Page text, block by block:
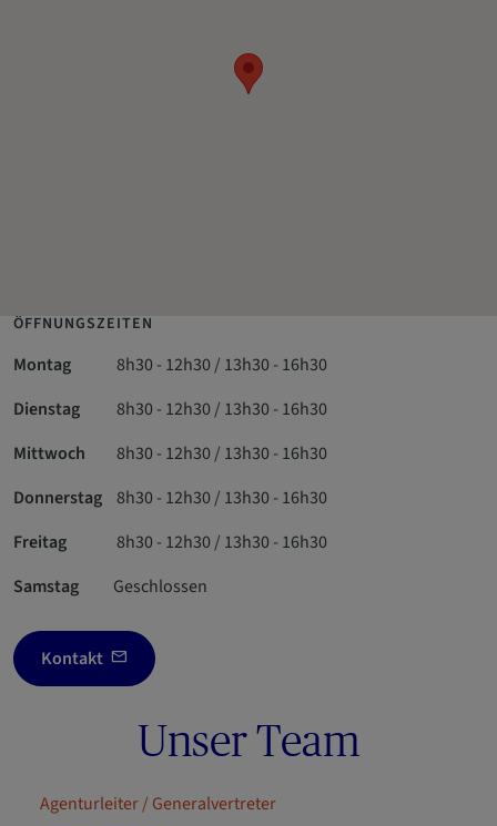
ÖFFNUNGSZEITEN
Montag
8h30 - 12h30 / 13h30 - 16h30
Dienstag
8h30 - 12h30 / 13h30 - 16h30
Mittwoch
8h30 - 12h30 / 13h30 - 16h30
Donnerstag 8h30 - 12h30 / 13h30 - 16h30
Freitag
8h30 - 12h30 / 13h30 - 16h30
Samstag
Geschlossen
Kontakt
Unser Team
Agenturleiter / Generalvertreter